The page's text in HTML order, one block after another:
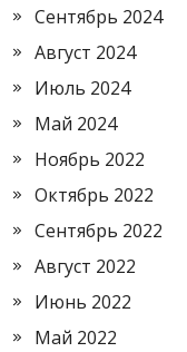
Сентябрь 2024
Август 2024
Июль 2024
Май 2024
Ноябрь 2022
Октябрь 2022
Сентябрь 2022
Август 2022
Июнь 2022
Май 2022